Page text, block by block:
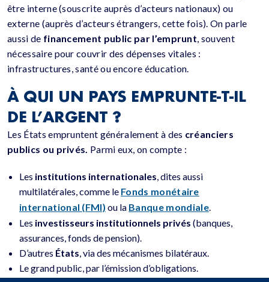
être interne (souscrite auprès d’acteurs nationaux) ou
externe (auprès d’acteurs étrangers, cette fois). On parle
aussi de financement public par l’emprunt, souvent
nécessaire pour couvrir des dépenses vitales :
infrastructures, santé ou encore éducation.
À QUI UN PAYS EMPRUNTE-T-IL
DE L’ARGENT ?
Les États empruntent généralement à des créanciers
publics ou privés. Parmi eux, on compte :
Les institutions internationales, dites aussi
multilatérales, comme le Fonds monétaire
international (FMI) ou la Banque mondiale.
Les investisseurs institutionnels privés (banques,
assurances, fonds de pension).
D’autres États, via des mécanismes bilatéraux.
Le grand public, par l’émission d’obligations.